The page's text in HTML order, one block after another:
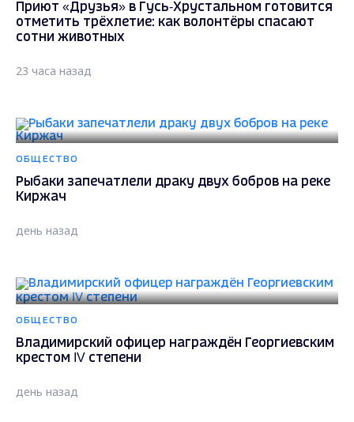
Приют «Друзья» в Гусь‑Хрустальном готовится
отметить трёхлетие: как волонтёры спасают
сотни животных
23 часа назад
ОБЩЕСТВО
Рыбаки запечатлели драку двух бобров на реке
Киржач
день назад
ОБЩЕСТВО
Владимирский офицер награждён Георгиевским
крестом IV степени
день назад